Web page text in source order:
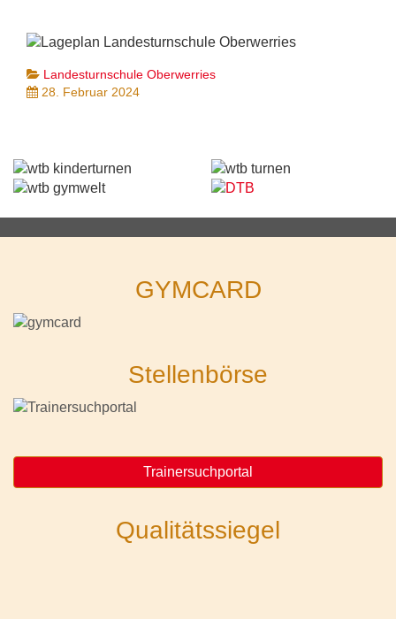
Landesturnschule Oberwerries
28. Februar 2024
GYMCARD
Stellenbörse
Trainersuchportal
Qualitätssiegel